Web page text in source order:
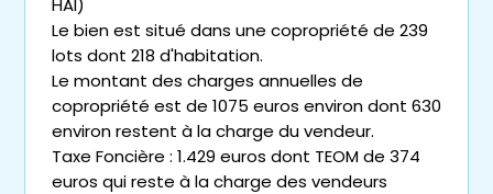
HAI)
Le bien est situé dans une copropriété de 239
lots dont 218 d'habitation.
Le montant des charges annuelles de
copropriété est de 1075 euros environ dont 630
environ restent à la charge du vendeur.
Taxe Foncière : 1.429 euros dont TEOM de 374
euros qui reste à la charge des vendeurs